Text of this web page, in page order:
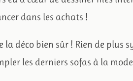
dans les achats !
la déco bien sûr ! Rien de plus
les derniers sofas à la